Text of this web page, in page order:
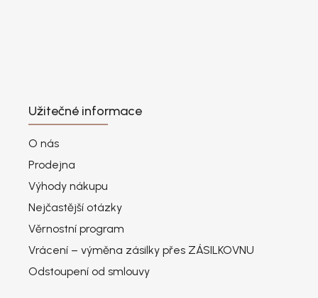
Užitečné informace
O nás
Prodejna
Výhody nákupu
Nejčastější otázky
Věrnostní program
Vrácení – výměna zásilky přes ZÁSILKOVNU
Odstoupení od smlouvy